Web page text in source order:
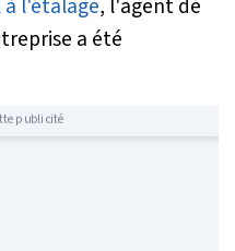
l'étalage, l'agent de
a été
publicité